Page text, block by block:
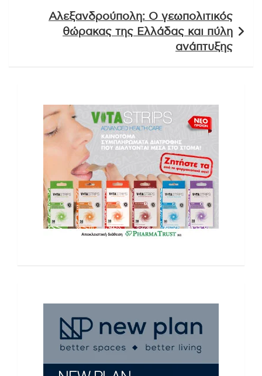
Αλεξανδρούπολη: Ο γεωπολιτικός
θώρακας της Ελλάδας και πύλη
ανάπτυξης